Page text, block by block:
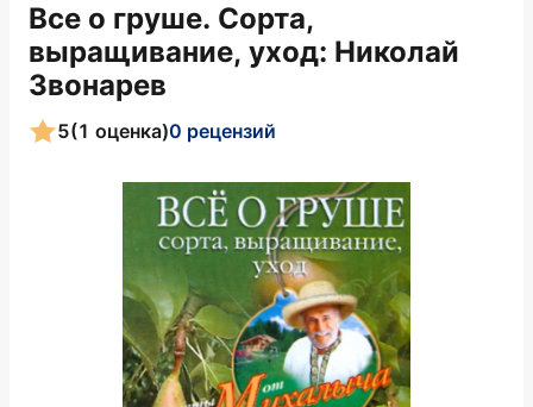
Все о груше. Сорта,
выращивание, уход: Николай
Звонарев
5(1 оценка)0 рецензий